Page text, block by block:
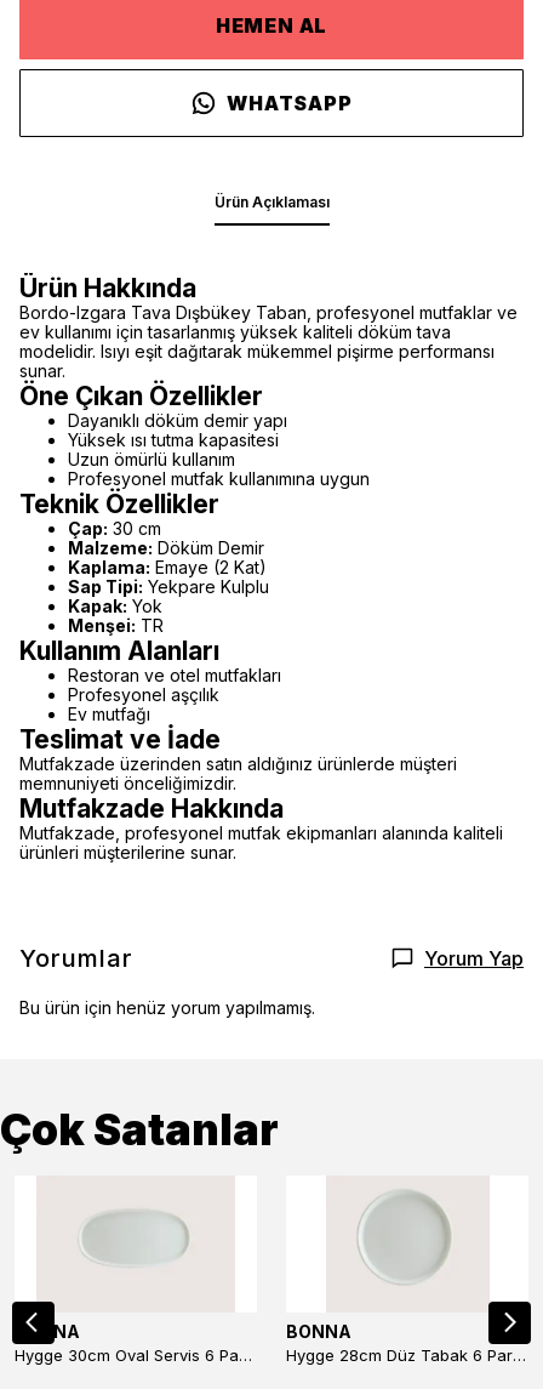
HEMEN AL
WHATSAPP
Ürün Açıklaması
Ürün Hakkında
Bordo-Izgara Tava Dışbükey Taban, profesyonel mutfaklar ve
ev kullanımı için tasarlanmış yüksek kaliteli döküm tava
modelidir. Isıyı eşit dağıtarak mükemmel pişirme performansı
sunar.
Öne Çıkan Özellikler
Dayanıklı döküm demir yapı
Yüksek ısı tutma kapasitesi
Uzun ömürlü kullanım
Profesyonel mutfak kullanımına uygun
Teknik Özellikler
Çap: 30 cm
Malzeme: Döküm Demir
Kaplama: Emaye (2 Kat)
Sap Tipi: Yekpare Kulplu
Kapak: Yok
Menşei: TR
Kullanım Alanları
Restoran ve otel mutfakları
Profesyonel aşçılık
Ev mutfağı
Teslimat ve İade
Mutfakzade üzerinden satın aldığınız ürünlerde müşteri
memnuniyeti önceliğimizdir.
Mutfakzade Hakkında
Mutfakzade, profesyonel mutfak ekipmanları alanında kaliteli
ürünleri müşterilerine sunar.
Yorumlar Yorum Yap
Bu ürün için henüz yorum yapılmamış.
Çok Satanlar
BONNA
Hygge 30cm Oval Servis 6 Parça
BONNA
Hygge 28cm Düz Tabak 6 Parça